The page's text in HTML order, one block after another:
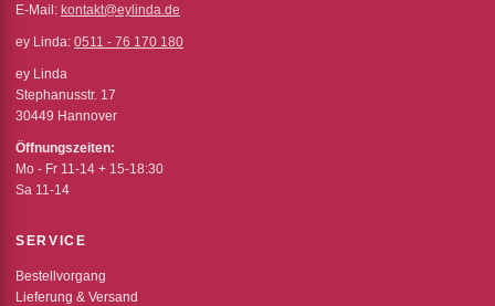
E-Mail: kontakt@eylinda.de
ey Linda: 0511 - 76 170 180
ey Linda
Stephanusstr. 17
30449 Hannover
Öffnungszeiten:
Mo - Fr 11-14 + 15-18:30
Sa 11-14
SERVICE
Bestellvorgang
Lieferung & Versand